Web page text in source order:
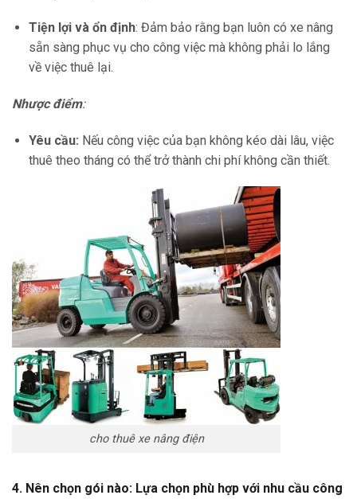
Tiện lợi và ổn định: Đảm bảo rằng bạn luôn có xe nâng
sẵn sàng phục vụ cho công việc mà không phải lo lắng
về việc thuê lại.
Nhược điểm:
Yêu cầu: Nếu công việc của bạn không kéo dài lâu, việc
thuê theo tháng có thể trở thành chi phí không cần thiết.
cho thuê xe nâng điện
4. Nên chọn gói nào: Lựa chọn phù hợp với nhu cầu công